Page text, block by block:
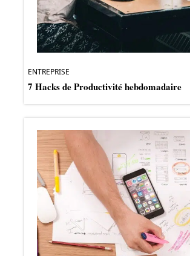
ENTREPRISE
7 Hacks de Productivité hebdomadaire